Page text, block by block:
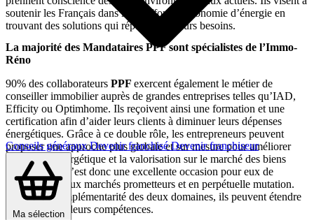
Conseils générauxDevenir franchiséDevenir franchiseur
Ma sélection
soutenir les Français dans leurs efforts d’économie d’énergie en
trouvant des solutions qui répondent à leurs besoins.
La majorité des Mandataires PPF sont spécialistes de l’Immo-
Réno
90% des collaborateurs PPF exercent également le métier de
conseiller immobilier auprès de grandes entreprises telles qu’IAD,
Efficity ou Optimhome. Ils reçoivent ainsi une formation et une
certification afin d’aider leurs clients à diminuer leurs dépenses
énergétiques. Grâce à ce double rôle, les entrepreneurs peuvent
proposer une approche plus globale et sur mesure pour améliorer
l’efficacité énergétique et la valorisation sur le marché des biens
immobiliers. C’est donc une excellente occasion pour eux de
s’établir sur deux marchés prometteurs et en perpétuelle mutation.
Grâce à la complémentarité des deux domaines, ils peuvent étendre
leur activité et leurs compétences.